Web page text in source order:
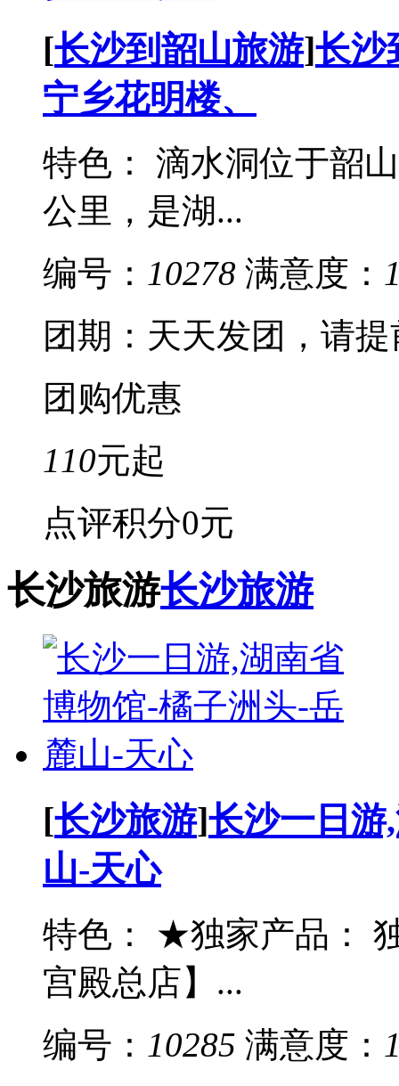
[长沙到韶山旅游]长沙
宁乡花明楼、
特色： 滴水洞位于韶
公里，是湖...
编号： 10278 满意度：
团期：天天发团，请
团购优惠
110元起
点评积分0元
长沙旅游长沙旅游
[长沙旅游]长沙一日游
山-天心
特色： ★独家产品：
宫殿总店】...
编号： 10285 满意度：